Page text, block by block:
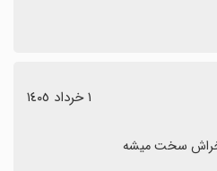
١ خرداد ١٤٠٥
سخت میشه